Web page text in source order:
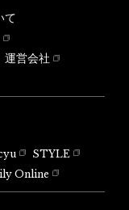
て
運営会社
STYLE
Online